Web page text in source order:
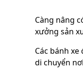
Càng nâng
xưởng sản
Các bánh
di chuyển